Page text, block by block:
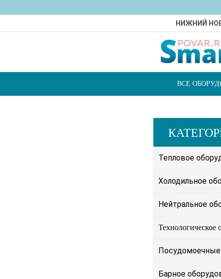
НИЖНИЙ
ВСЕ
Тепловое
Холодильное
Нейтральное
Технологическое
Барное